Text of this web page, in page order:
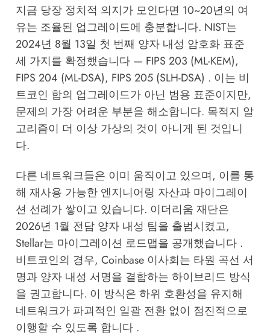
지금 당장 정치적 의지가 모인다면 10~20년의 여
유는 조율된 업그레이드에 충분합니다. NIST는
2024년 8월 13일 첫 번째 양자 내성 암호화 표준
세 가지를 확정했습니다 — FIPS 203 (ML-KEM),
FIPS 204 (ML-DSA), FIPS 205 (SLH-DSA) . 이는 비
트코인 합의 업그레이드가 아닌 범용 표준이지만,
문제의 가장 어려운 부분을 해소합니다. 목적지 알
고리즘이 더 이상 가상의 것이 아니게 된 것입니
다.
다른 네트워크들은 이미 움직이고 있으며, 이를 통
해 재사용 가능한 엔지니어링 자산과 마이그레이
션 선례가 쌓이고 있습니다. 이더리움 재단은
2026년 1월 전담 양자 내성 팀을 출범시켰고,
Stellar는 마이그레이션 로드맵을 공개했습니다 .
비트코인의 경우, Coinbase 이사회는 타원 곡선 서
명과 양자 내성 서명을 결합하는 하이브리드 방식
을 권고합니다. 이 방식은 하위 호환성을 유지해
네트워크가 파괴적인 일괄 전환 없이 점진적으로
이행할 수 있도록 합니다 .